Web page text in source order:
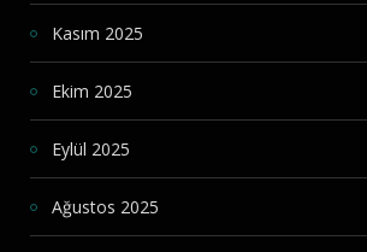
Kasım 2025
Ekim 2025
Eylül 2025
Ağustos 2025